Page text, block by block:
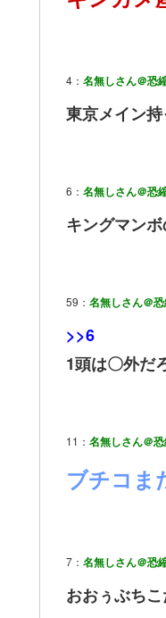
4： 名無しさん＠恐
東京メイン
6： 名無しさん＠恐
キングマン
59： 名無しさん＠
>>6
1頭は〇外だ
11： 名無しさん＠
ブチコま
7： 名無しさん＠恐
おおぅぶち